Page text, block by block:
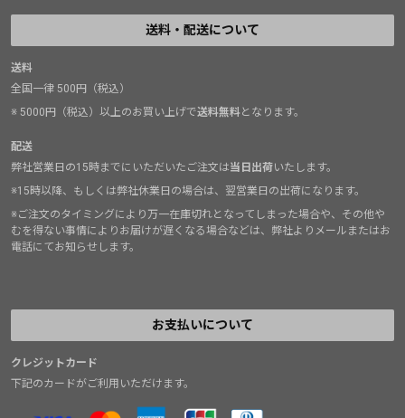
送料・配送について
送料
全国一律 500円（税込）
※ 5000円（税込）以上のお買い上げで送料無料となります。
配送
弊社営業日の15時までにいただいたご注文は当日出荷いたします。
※15時以降、もしくは弊社休業日の場合は、翌営業日の出荷になります。
※ご注文のタイミングにより万一在庫切れとなってしまった場合や、その他や
むを得ない事情によりお届けが遅くなる場合などは、弊社よりメールまたはお
電話にてお知らせします。
お支払いについて
クレジットカード
下記のカードがご利用いただけます。